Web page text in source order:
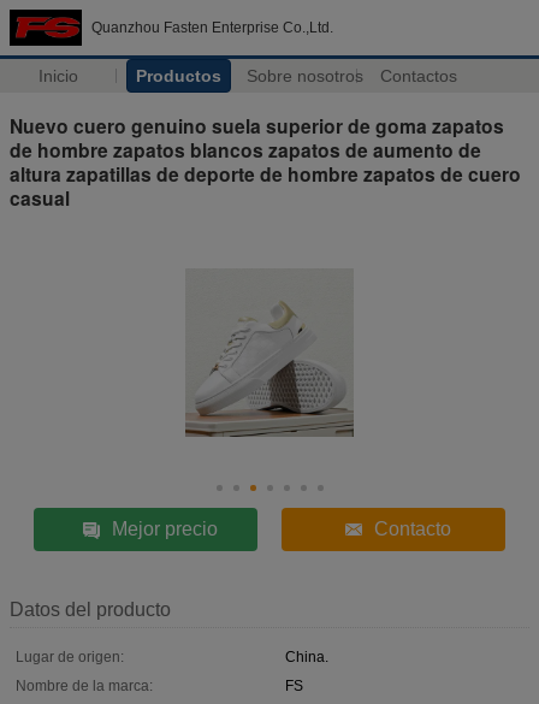
Quanzhou Fasten Enterprise Co.,Ltd.
Inicio Productos Sobre nosotros Contactos
Nuevo cuero genuino suela superior de goma zapatos
de hombre zapatos blancos zapatos de aumento de
altura zapatillas de deporte de hombre zapatos de cuero
casual
Mejor precio Contacto
Datos del producto
Lugar de origen:
China.
Nombre de la marca:
FS